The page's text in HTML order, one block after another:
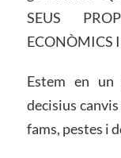
SEUS
ECONÒMICS
Estem en un
decisius
fams, pestes i